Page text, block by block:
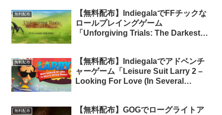
無料配布
【無料配布】IndiegalaでFFチックな
ロールプレイングゲーム
「Unforgiving Trials: The Darkest
無料配布
【無料配布】Indiegalaでアドベンチ
ャーゲーム「Leisure Suit Larry 2 –
Looking For Love (In Several
無料配布
【無料配布】GOGでローグライトア